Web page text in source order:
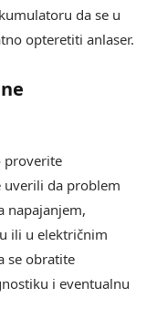
da se u
opteretiti anlaser.
proverite
uverili da problem
napajanjem,
ili u električnim
se obratite
i eventualnu